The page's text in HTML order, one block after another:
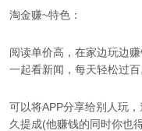
淘金赚~特色：
阅读单价高，在家边玩边
一起看新闻，每天轻松过百
可以将APP分享给别人玩
久提成(他赚钱的同时你也